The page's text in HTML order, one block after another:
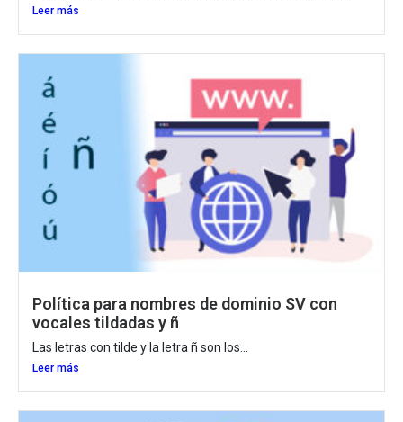
Leer más
Política para nombres de dominio SV con
vocales tildadas y ñ
Las letras con tilde y la letra ñ son los...
Leer más